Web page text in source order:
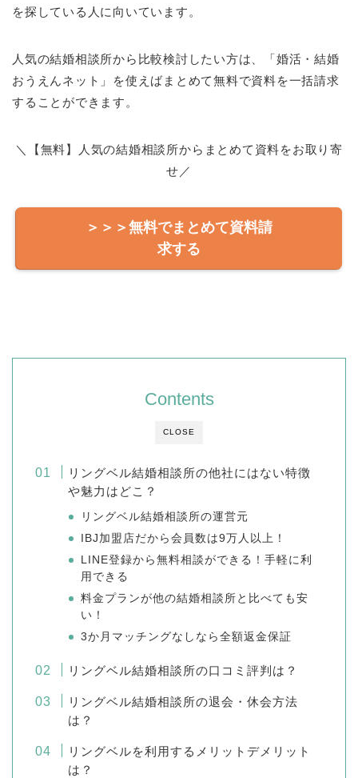
を探している人に向いています。
人気の結婚相談所から比較検討したい方は、「婚活・結婚
おうえんネット」を使えばまとめて無料で資料を一括請求
することができます。
＼【無料】人気の結婚相談所からまとめて資料をお取り寄
せ／
＞＞＞無料でまとめて資料請
求する
CLOSE
Contents
リングベル結婚相談所の他社にはない特徴
や魅力はどこ？
リングベル結婚相談所の運営元
IBJ加盟店だから会員数は9万人以上！
LINE登録から無料相談ができる！手軽に利
用できる
料金プランが他の結婚相談所と比べても安
い！
3か月マッチングなしなら全額返金保証
リングベル結婚相談所の口コミ評判は？
リングベル結婚相談所の退会・休会方法
は？
リングベルを利用するメリットデメリット
は？